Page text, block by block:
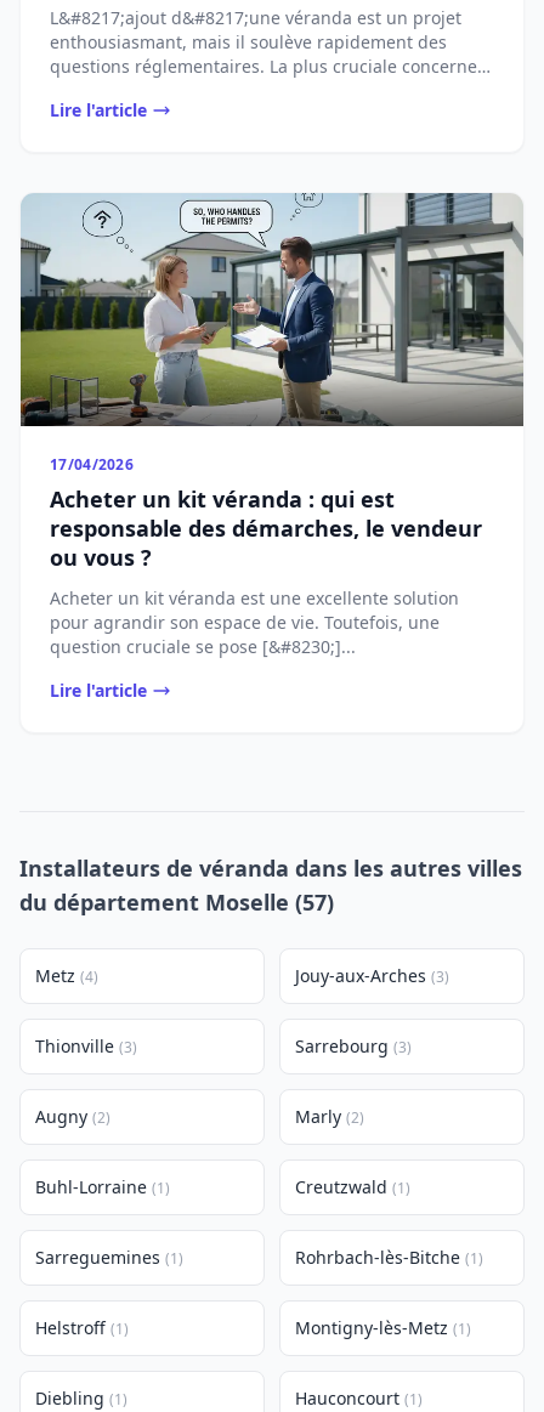
L&#8217;ajout d&#8217;une véranda est un projet
enthousiasmant, mais il soulève rapidement des
questions réglementaires. La plus cruciale concerne
Lire l'article
17/04/2026
Acheter un kit véranda : qui est
responsable des démarches, le vendeur
ou vous ?
Acheter un kit véranda est une excellente solution
pour agrandir son espace de vie. Toutefois, une
question cruciale se pose [&#8230;]...
Lire l'article
Installateurs de véranda dans les autres villes
du département Moselle (57)
Metz (4) Jouy-aux-Arches (3)
Thionville (3) Sarrebourg (3)
Augny (2) Marly (2)
Buhl-Lorraine (1) Creutzwald (1)
Sarreguemines (1) Rohrbach-lès-Bitche (1)
Helstroff (1) Montigny-lès-Metz (1)
Diebling (1) Hauconcourt (1)